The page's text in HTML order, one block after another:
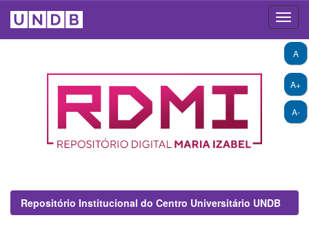
A+
A-
A
Repositório Institucional do Centro Universitário UNDB